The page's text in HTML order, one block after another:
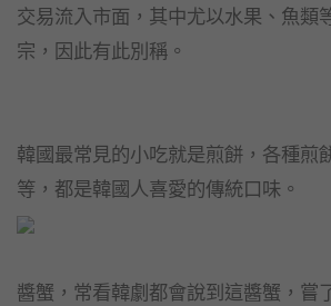
交易流入市面，其中尤以水果、魚類
宗，因此有此別稱。
韓國最常見的小吃就是煎餅，各種煎
等，都是韓國人喜愛的傳統口味。
醬蟹，常看韓劇都會說到這醬蟹，嘗